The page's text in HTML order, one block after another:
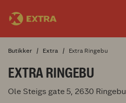
Butikker Extra Extra Ringebu
EXTRA RINGEBU
Ole Steigs gate 5, 2630 Ringebu